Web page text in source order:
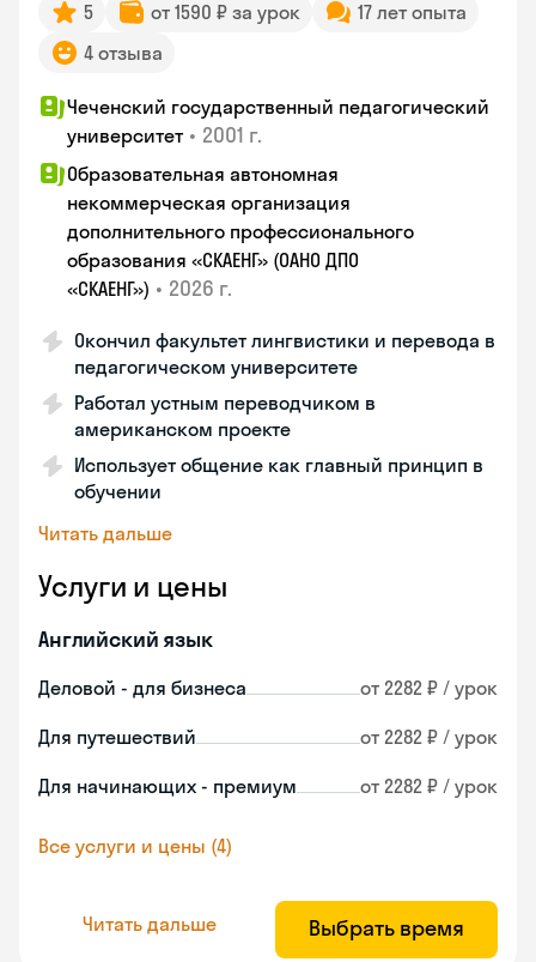
5 от 1590 ₽ за урок
17 лет опыта
4 отзыва
Чеченский государственный педагогический
университет • 2001 г.
Образовательная автономная
некоммерческая организация
дополнительного профессионального
образования «СКАЕНГ» (ОАНО ДПО
«СКАЕНГ») • 2026 г.
Окончил факультет лингвистики и перевода в
педагогическом университете
Работал устным переводчиком в
американском проекте
Использует общение как главный принцип в
обучении
Читать дальше
Услуги и цены
Английский язык
Деловой - для бизнеса от 2282 ₽ / урок
Для путешествий от 2282 ₽ / урок
Для начинающих - премиум от 2282 ₽ / урок
Все услуги и цены (4)
Читать дальше Выбрать время